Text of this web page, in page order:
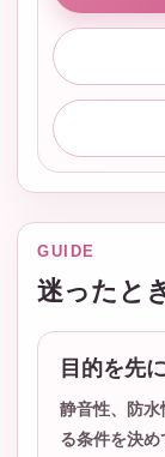
GUIDE
迷ったと
目的を先
静音性、防
る条件を決